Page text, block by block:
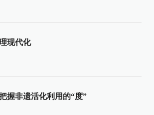
现代化
握非遗活化利用的“度”